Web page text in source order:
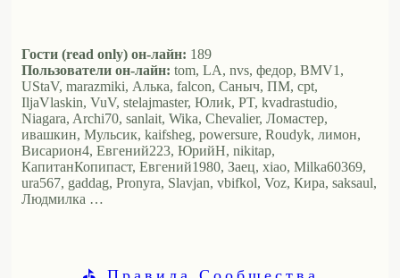
Гости (read only) он-лайн: 189
Пользователи он-лайн: tom, LA, nvs, федор, BMV1,
UStaV, marazmiki, Алька, falcon, Саныч, ПМ, cpt,
IljaVlaskin, VuV, stelajmaster, Юлиk, PT, kvadrastudio,
Niagara, Archi70, sanlait, Wika, Chevalier, Ломастер,
ивашкин, Мульсик, kaifsheg, powersure, Roudyk, лимон,
Висариoн4, Евгений223, ЮрийН, nikitap,
КапитанКопипаст, Евгений1980, Заец, xiao, Milka60369,
ura567, gaddag, Pronyra, Slavjan, vbifkol, Voz, Кира, saksaul,
Людмилка …